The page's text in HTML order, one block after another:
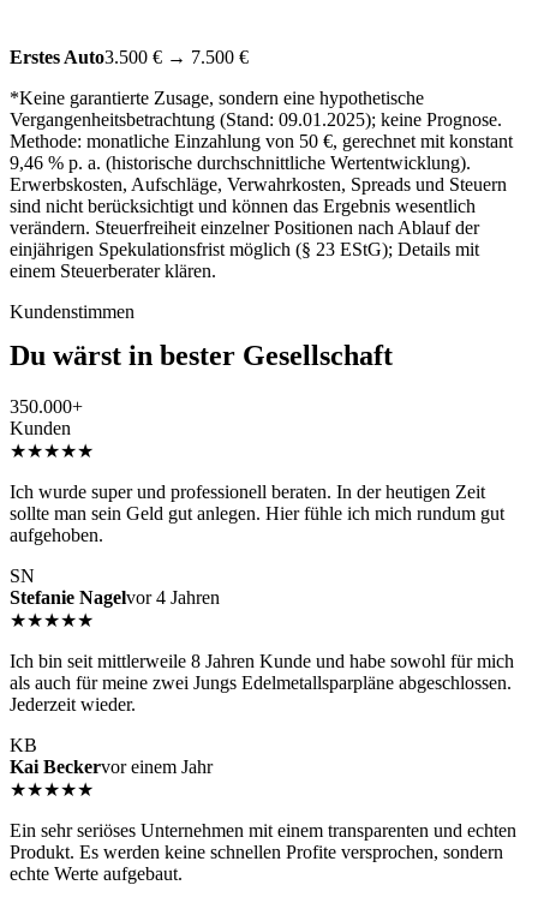
Erstes Auto3.500 € → 7.500 €
*Keine garantierte Zusage, sondern eine hypothetische
Vergangenheitsbetrachtung (Stand: 09.01.2025); keine Prognose.
Methode: monatliche Einzahlung von 50 €, gerechnet mit konstant
9,46 % p. a. (historische durchschnittliche Wertentwicklung).
Erwerbskosten, Aufschläge, Verwahrkosten, Spreads und Steuern
sind nicht berücksichtigt und können das Ergebnis wesentlich
verändern. Steuerfreiheit einzelner Positionen nach Ablauf der
einjährigen Spekulationsfrist möglich (§ 23 EStG); Details mit
einem Steuerberater klären.
Kundenstimmen
Du wärst in bester Gesellschaft
350.000+
Kunden
★★★★★
Ich wurde super und professionell beraten. In der heutigen Zeit
sollte man sein Geld gut anlegen. Hier fühle ich mich rundum gut
aufgehoben.
SN
Stefanie Nagelvor 4 Jahren
★★★★★
Ich bin seit mittlerweile 8 Jahren Kunde und habe sowohl für mich
als auch für meine zwei Jungs Edelmetallsparpläne abgeschlossen.
Jederzeit wieder.
KB
Kai Beckervor einem Jahr
★★★★★
Ein sehr seriöses Unternehmen mit einem transparenten und echten
Produkt. Es werden keine schnellen Profite versprochen, sondern
echte Werte aufgebaut.